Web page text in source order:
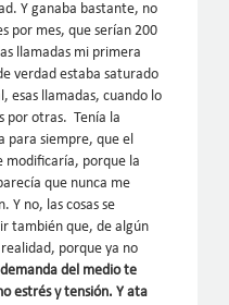
Y ganaba bastante, no
por mes, que serían 200
llamadas mi primera
verdad estaba saturado
esas llamadas, cuando lo
por otras. Tenía la
para siempre, que el
modificaría, porque la
que nunca me
Y no, las cosas se
también que, de algún
porque ya no
demanda del medio te
estrés y tensión. Y ata